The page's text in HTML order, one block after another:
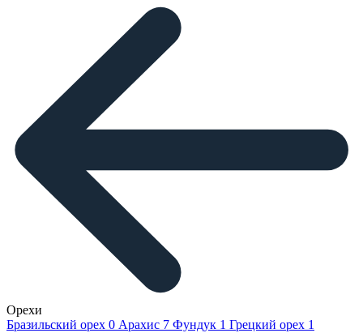
Орехи
Бразильский орех 0 Арахис 7 Фундук 1 Грецкий орех 1